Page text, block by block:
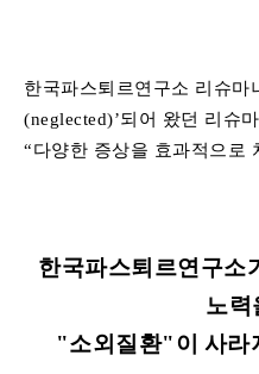
한국파스퇴르연구소 리슈마
(neglected)’되어 왔던 리슈
“다양한 증상을 효과적으로
한국파스퇴르연구소
노력
"소외질환"이 사라